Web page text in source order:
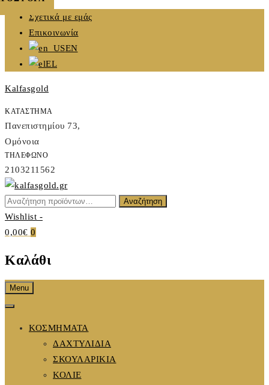
Skip
content
Σχετικά με εμάς
Επικοινωνία
EN
EL
Kalfasgold
ΚΑΤΑΣΤΗΜΑ
Πανεπιστημίου 73,
Ομόνοια
ΤΗΛΕΦΩΝΟ
2103211562
KALFASGOLD
Kalfasgold
Αναζήτηση
για:
Αναζήτηση
Wishlist -
0,00€ 0
Καλάθι
Menu
ΚΟΣΜΗΜΑΤΑ
ΔΑΧΤΥΛΙΔΙΑ
ΣΚΟΥΛΑΡΙΚΙΑ
ΚΟΛΙΕ